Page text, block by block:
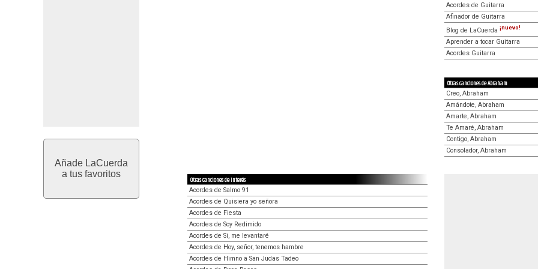
Añade LaCuerda
a tus favoritos
Acordes de Guitarra
Afinador de Guitarra
Blog de LaCuerda ¡nuevo!
Aprender a tocar Guitarra
Acordes Guitarra
Otras canciones de Abraham
Creo, Abraham
Amándote, Abraham
Amarte, Abraham
Te Amaré, Abraham
Contigo, Abraham
Consolador, Abraham
Otras canciones de interés
Acordes de Salmo 91
Acordes de Quisiera yo señora
Acordes de Fiesta
Acordes de Soy Redimido
Acordes de Si, me levantaré
Acordes de Hoy, señor, tenemos hambre
Acordes de Himno a San Judas Tadeo